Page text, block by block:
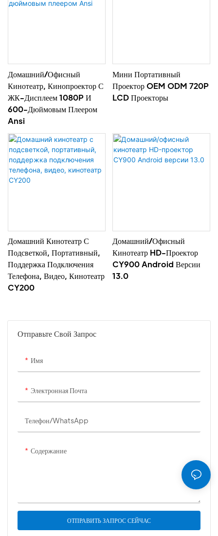
Отправьте Свой Запрос
Имя
Электронная Почта
Телефон/WhatsApp
Содержание
ОТПРАВИТЬ ЗАПРОС СЕЙЧАС
Домашний/офисный
Кинотеатр, Кинопроектор С
ЖК-Дисплеем 1080P И
600-Дюймовым Плеером
Ansi
Мини Портативный
Проектор OEM ODM 720P
LCD Проекторы
Домашний Кинотеатр С
Подсветкой, Портативный,
Поддержка Подключения
Телефона, Видео, Кинотеатр
CY200
Домашний/офисный
Кинотеатр HD-Проектор
CY900 Android Версии
13.0